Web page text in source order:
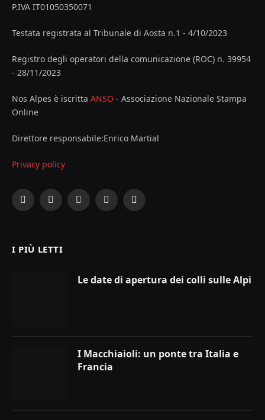
P.IVA IT01050350071
Testata registrata al Tribunale di Aosta n.1 - 4/10/2023
Registro degli operatori della comunicazione (ROC) n. 39954
- 28/11/2023
Nos Alpes è iscritta ANSO - Associazione Nazionale Stampa
Online
Direttore responsabile:Enrico Martial
Privacy policy
Facebook
X
InstagramYouTubeLinkedIn
I PIÙ LETTI
Le date di apertura dei colli sulle Alpi
I Macchiaioli: un ponte tra Italia e
Francia